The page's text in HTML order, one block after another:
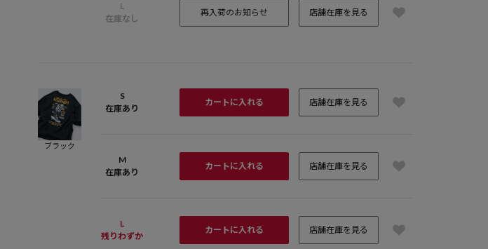
L
在庫なし
再入荷のお知らせ 店舗在庫を見る
ブラック
S
在庫あり
カートに入れる 店舗在庫を見る
M
在庫あり
カートに入れる 店舗在庫を見る
L
残りわずか
カートに入れる 店舗在庫を見る